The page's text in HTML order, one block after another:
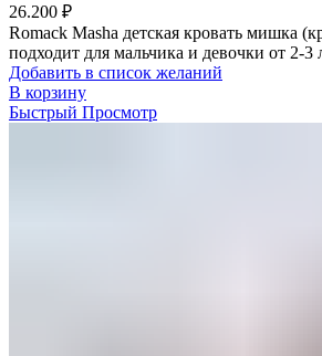
26.200 ₽
Romack Masha детская кровать мишка
подходит для мальчика и девочки от 2-3
Добавить в список желаний
В корзину
Быстрый Просмотр